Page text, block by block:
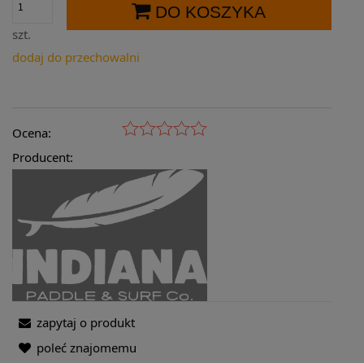
szt.
DO KOSZYKA
dodaj do przechowalni
Ocena:
Producent:
zapytaj o produkt
poleć znajomemu